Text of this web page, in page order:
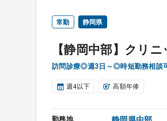
常勤 静岡県
【静岡中部】クリ
訪問診療◎週3日～◎時短勤務相談
週4以下 高額年俸
勤務地